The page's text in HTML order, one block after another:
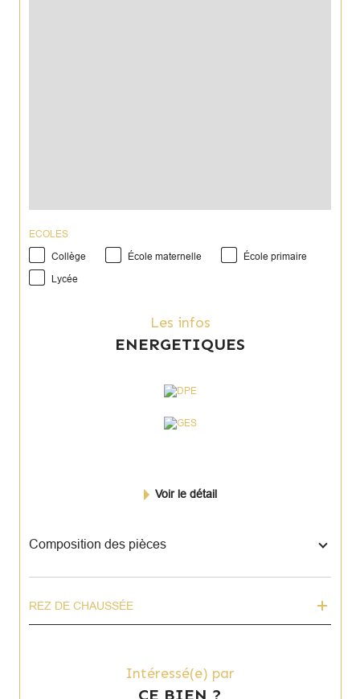
ECOLES
Collège
École maternelle École primaire
Lycée
Les infos
ENERGETIQUES
Voir le détail
Composition des pièces
REZ DE CHAUSSÉE
Intéressé(e) par
CE BIEN ?